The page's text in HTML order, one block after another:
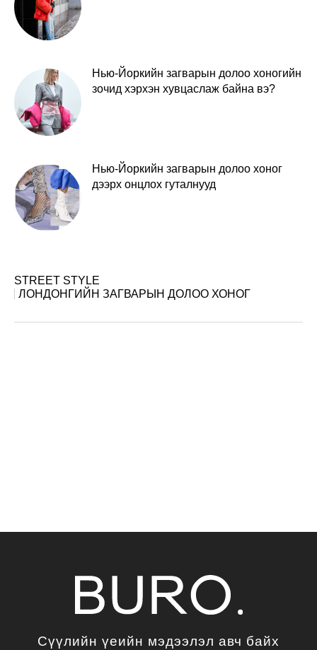
Нью-Йоркийн загварын долоо хоногийн
зочид хэрхэн хувцаслаж байна вэ?
Нью-Йоркийн загварын долоо хоног
дээрх онцлох гуталнууд
STREET STYLE
ЛОНДОНГИЙН ЗАГВАРЫН ДОЛОО ХОНОГ
Сүүлийн үеийн мэдээлэл авч байх